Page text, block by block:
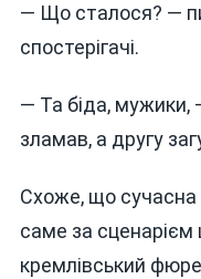
— Що сталося? —
спостерігачі.
— Та біда, мужики,
зламав, а другу
Схоже, що сучасна
саме за сценарієм
кремлівський